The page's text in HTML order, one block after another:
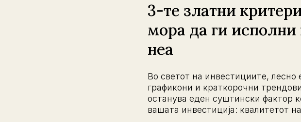
3-те златни
мора да ги исполни
неа
Во светот на инвестициите, лесно
графикони и краткорочни
останува еден суштински фактор
вашата инвестиција: квалитетот